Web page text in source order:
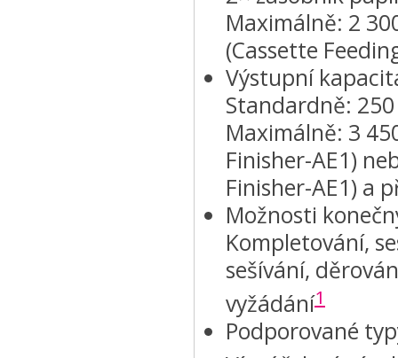
Maximálně: 2
(Cassette
Výstupní
Standardně:
Maximálně: 3
Finisher-AE1)
Finisher-AE1) a
Možnosti
Kompletování,
sešívání,
vyžádání1
Podporované